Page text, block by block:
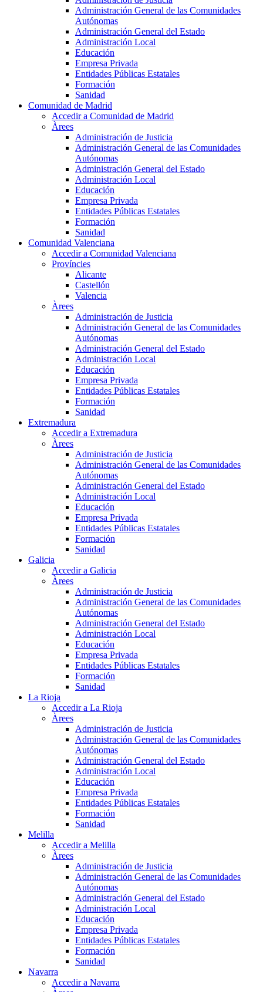
Administración General de las Comunidades
Autónomas
Administración General del Estado
Administración Local
Educación
Empresa Privada
Entidades Públicas Estatales
Formación
Sanidad
Comunidad de Madrid
Accedir a Comunidad de Madrid
Àrees
Administración de Justicia
Administración General de las Comunidades
Autónomas
Administración General del Estado
Administración Local
Educación
Empresa Privada
Entidades Públicas Estatales
Formación
Sanidad
Comunidad Valenciana
Accedir a Comunidad Valenciana
Províncies
Alicante
Castellón
Valencia
Àrees
Administración de Justicia
Administración General de las Comunidades
Autónomas
Administración General del Estado
Administración Local
Educación
Empresa Privada
Entidades Públicas Estatales
Formación
Sanidad
Extremadura
Accedir a Extremadura
Àrees
Administración de Justicia
Administración General de las Comunidades
Autónomas
Administración General del Estado
Administración Local
Educación
Empresa Privada
Entidades Públicas Estatales
Formación
Sanidad
Galicia
Accedir a Galicia
Àrees
Administración de Justicia
Administración General de las Comunidades
Autónomas
Administración General del Estado
Administración Local
Educación
Empresa Privada
Entidades Públicas Estatales
Formación
Sanidad
La Rioja
Accedir a La Rioja
Àrees
Administración de Justicia
Administración General de las Comunidades
Autónomas
Administración General del Estado
Administración Local
Educación
Empresa Privada
Entidades Públicas Estatales
Formación
Sanidad
Melilla
Accedir a Melilla
Àrees
Administración de Justicia
Administración General de las Comunidades
Autónomas
Administración General del Estado
Administración Local
Educación
Empresa Privada
Entidades Públicas Estatales
Formación
Sanidad
Navarra
Accedir a Navarra